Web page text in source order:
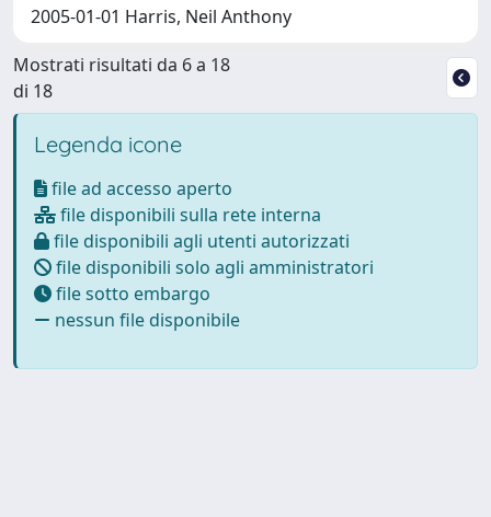
2005-01-01 Harris, Neil Anthony
Mostrati risultati da 6 a 18
di 18
Legenda icone
file ad accesso aperto
file disponibili sulla rete interna
file disponibili agli utenti autorizzati
file disponibili solo agli amministratori
file sotto embargo
nessun file disponibile